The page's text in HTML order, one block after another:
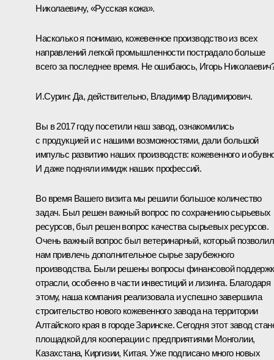
Николаевичу, «Русская кожа».
Насколько я понимаю, кожевенное производство из всех
направлений легкой промышленности пострадало больше
всего за последнее время. Не ошибаюсь, Игорь
И.Сурин: Да, действительно, Владимир Владимирович.
Вы в 2017 году посетили наш завод, ознакомились
с продукцией и с нашими возможностями, дали большой
импульс развитию наших производств: кожевенного и
И даже подняли имидж наших профессий.
Во время Вашего визита мы решили большое количество
задач. Был решен важный вопрос по сохранению сырьевых
ресурсов, был решен вопрос качества сырьевых ресурсов.
Очень важный вопрос был ветеринарный, который позволил
нам привлечь дополнительное сырье зарубежного
производства. Были решены вопросы финансовой
отрасли, особенно в части инвестиций и лизинга. Благодаря
этому, наша компания реализовала и успешно завершила
строительство нового кожевенного завода на территории
Алтайского края в городе Заринске. Сегодня этот завод
площадкой для кооперации с предприятиями Монголии,
Казахстана, Киргизии, Китая. Уже подписано много новых